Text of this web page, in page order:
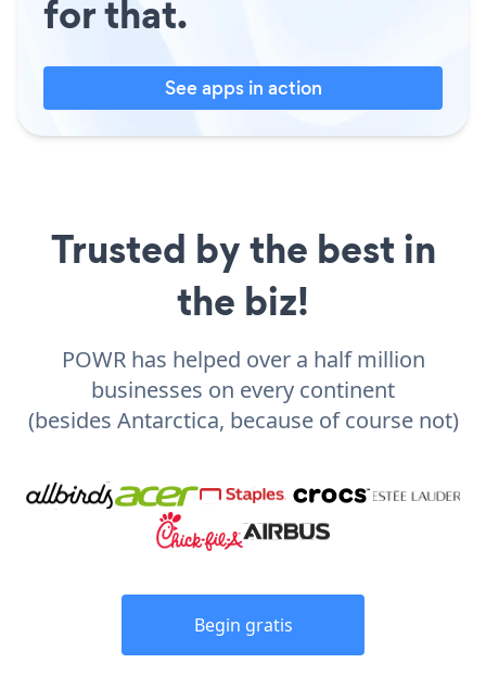
for that.
See apps in action
Trusted by the best in
the biz!
POWR has helped over a half million
businesses on every continent
(besides Antarctica, because of course not)
Begin gratis